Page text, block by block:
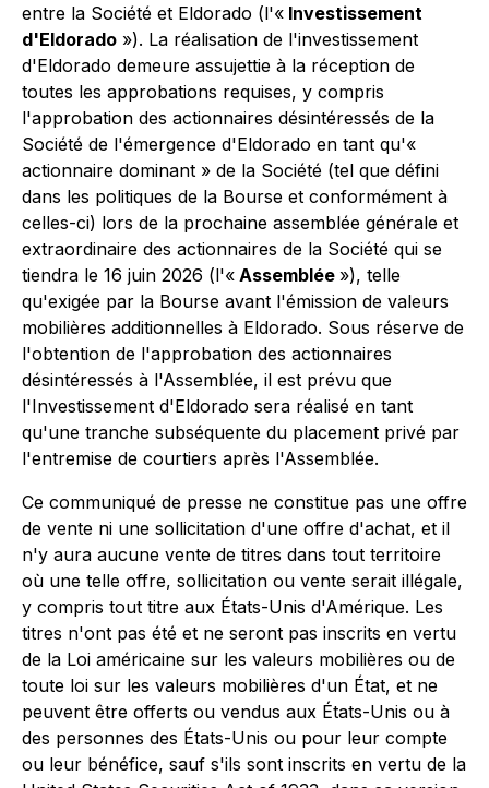
entre la Société et Eldorado (l'« Investissement
d'Eldorado »). La réalisation de l'investissement
d'Eldorado demeure assujettie à la réception de
toutes les approbations requises, y compris
l'approbation des actionnaires désintéressés de la
Société de l'émergence d'Eldorado en tant qu'«
actionnaire dominant » de la Société (tel que défini
dans les politiques de la Bourse et conformément à
celles-ci) lors de la prochaine assemblée générale et
extraordinaire des actionnaires de la Société qui se
tiendra le 16 juin 2026 (l'« Assemblée »), telle
qu'exigée par la Bourse avant l'émission de valeurs
mobilières additionnelles à Eldorado. Sous réserve de
l'obtention de l'approbation des actionnaires
désintéressés à l'Assemblée, il est prévu que
l'Investissement d'Eldorado sera réalisé en tant
qu'une tranche subséquente du placement privé par
l'entremise de courtiers après l'Assemblée.
Ce communiqué de presse ne constitue pas une offre
de vente ni une sollicitation d'une offre d'achat, et il
n'y aura aucune vente de titres dans tout territoire
où une telle offre, sollicitation ou vente serait illégale,
y compris tout titre aux États-Unis d'Amérique. Les
titres n'ont pas été et ne seront pas inscrits en vertu
de la Loi américaine sur les valeurs mobilières ou de
toute loi sur les valeurs mobilières d'un État, et ne
peuvent être offerts ou vendus aux États-Unis ou à
des personnes des États-Unis ou pour leur compte
ou leur bénéfice, sauf s'ils sont inscrits en vertu de la